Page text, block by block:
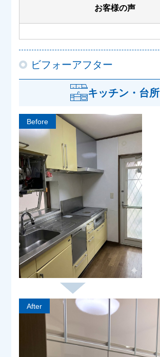
お客様の声
ビフォーアフター
キッチン・台所
Before
After